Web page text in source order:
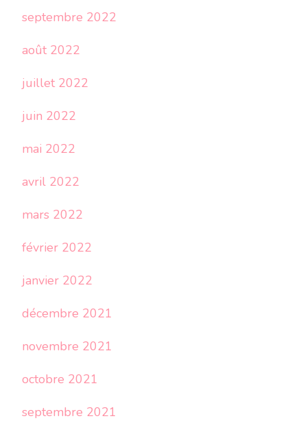
septembre 2022
août 2022
juillet 2022
juin 2022
mai 2022
avril 2022
mars 2022
février 2022
janvier 2022
décembre 2021
novembre 2021
octobre 2021
septembre 2021